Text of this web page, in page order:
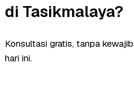
di Tasikmalaya?
Konsultasi gratis, tanpa
hari ini.